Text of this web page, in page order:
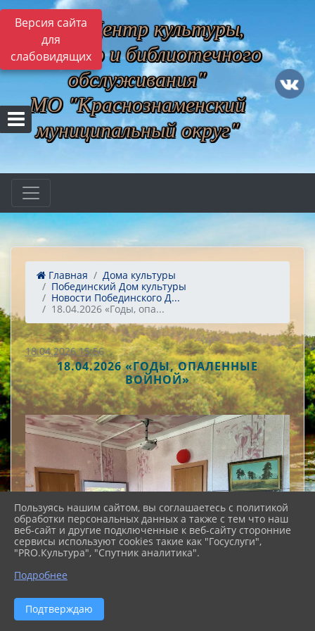
Версия сайта
для
слабовидящих
МБУ "Центр культуры,
музейного и библиотечного
обслуживания"
МО "Краснознаменский
муниципальный округ"
Главная
Дома культуры
Побединский Дом культуры
Новости Побединского Д...
18.04.2026 «Годы, опа...
18.04.2026 15:56
18.04.2026 «ГОДЫ, ОПАЛЕННЫЕ
ВОЙНОЙ»
Пользуясь нашим сайтом, вы соглашаетесь с политикой
обработки персональных данных а также с тем что наш
веб-сайт и другие подключенные к веб-сайту сторонние
сервисы используют cookies такие как "Госуслуги",
"PRO.Культура", "Спутник аналитика".
Подробнее
Подтверждаю